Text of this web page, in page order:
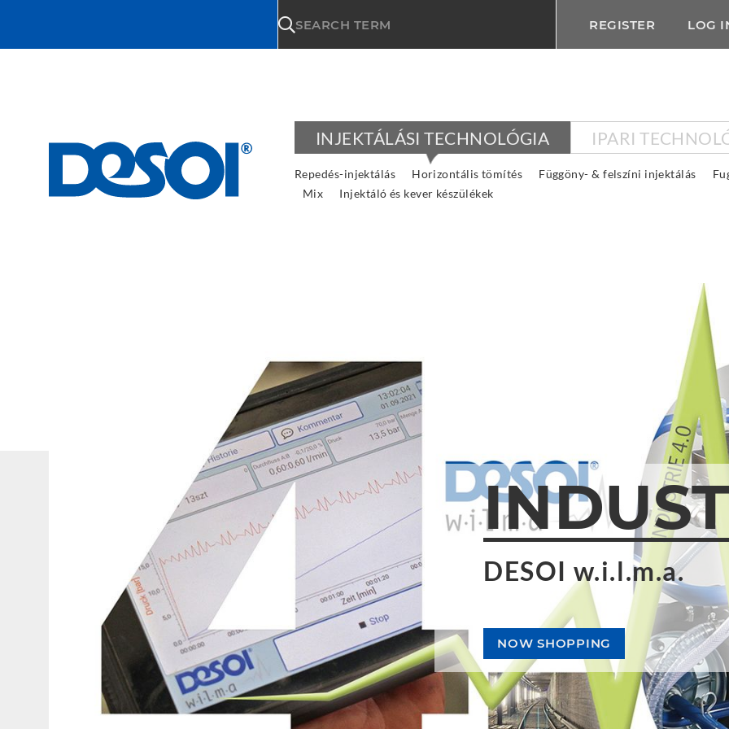
SEARCH TERM REGISTER LOG
INJEKTÁLÁSI TECHNOLÓGIA IPARI
Repedés-injektálás Horizontális tömítés Függöny- & felszíni injektálás
Mix
Injektáló és kever készülékek
DESOI w.i.l.m.a.
NOW SHOPPING
B-
Fugajavítás
TÖBBET MEGTUDNI